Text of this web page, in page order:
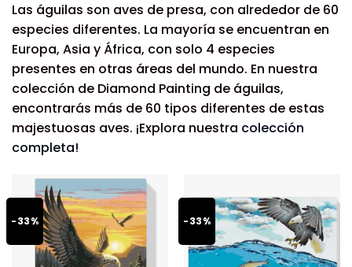
Las águilas son aves de presa, con alrededor de 60
especies diferentes. La mayoría se encuentran en
Europa, Asia y África, con solo 4 especies
presentes en otras áreas del mundo. En nuestra
colección de Diamond Painting de águilas,
encontrarás más de 60 tipos diferentes de estas
majestuosas aves. ¡Explora nuestra colección
completa!
-33% -33%